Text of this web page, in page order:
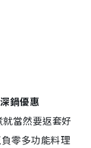
鍋優惠
當然要返套好
零多功能料理